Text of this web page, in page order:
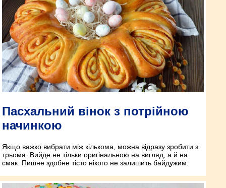
Пасхальний вінок з потрійною
начинкою
Якщо важко вибрати між кількома, можна відразу зробити з
трьома. Вийде не тільки оригінальною на вигляд, а й на
смак. Пишне здобне тісто нікого не залишить байдужим.